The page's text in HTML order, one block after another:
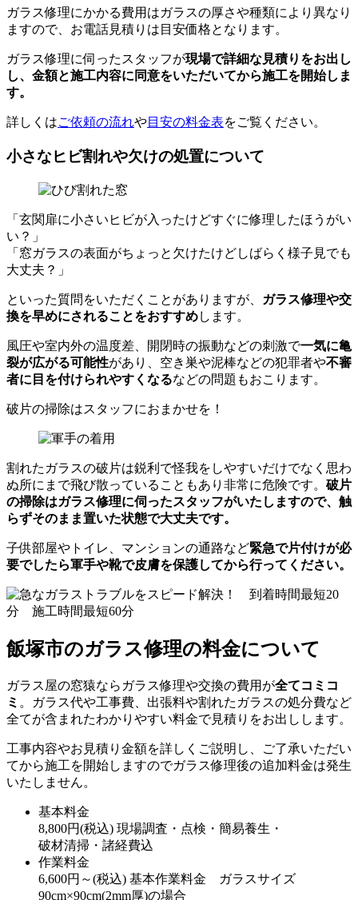
ガラス修理にかかる費用はガラスの厚さや種類により異なり
ますので、お電話見積りは目安価格となります。
ガラス修理に伺ったスタッフが現場で詳細な見積りをお出し
し、 金額と施工内容に同意をいただいてから施工を開始しま
す。
詳しくはご依頼の流れや目安の料金表をご覧ください。
小さなヒビ割れや欠けの処置について
「玄関扉に小さいヒビが入ったけどすぐに修理したほうがい
い？」
「窓ガラスの表面がちょっと欠けたけどしばらく様子見でも
大丈夫？」
といった質問をいただくことがありますが、
ガラス修理や交
換を早めにされることをおすすめします。
風圧や室内外の温度差、開閉時の振動などの刺激で一気に亀
裂が広がる可能性があり、空き巣や泥棒などの犯罪者や不審
者に目を付けられやすくなるなどの問題もおこります。
破片の掃除はスタッフにおまかせを！
割れたガラスの破片は鋭利で怪我をしやすいだけでなく思わ
ぬ所にまで飛び散っていることもあり非常に危険です。 破片
の掃除はガラス修理に伺ったスタッフがいたしますので、触
らずそのまま置いた状態で大丈夫です。
子供部屋やトイレ、マンションの通路など緊急で片付けが必
要でしたら軍手や靴で皮膚を保護してから行ってください。
飯塚市のガラス修理の料金について
ガラス屋の窓猿ならガラス修理や交換の費用が全てコミコ
ミ 。ガラス代や工事費、出張料や割れたガラスの処分費など
全てが含まれたわかりやすい料金で見積りをお出しします。
工事内容やお見積り金額を詳しくご説明し、ご了承いただい
てから施工を開始しますのでガラス修理後の追加料金は発生
いたしません。
基本料金
8,800円(税込) 現場調査・点検・簡易養生・
破材清掃・諸経費込
作業料金
6,600円～(税込) 基本作業料金 ガラスサイズ
90cm×90cm(2mm厚)の場合